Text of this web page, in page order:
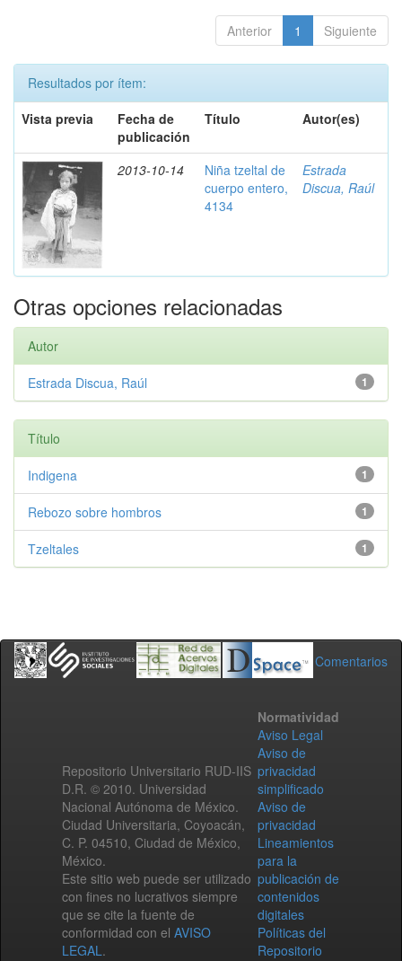
Anterior 1 Siguiente
Resultados por ítem:
Vista previa
Fecha de
publicación
Título Autor(es)
2013-10-14
Niña tzeltal de
cuerpo entero,
4134
Estrada
Discua, Raúl
Otras opciones relacionadas
Autor
1
Estrada Discua, Raúl
Título
1
Indigena
1
Rebozo sobre hombros
1
Tzeltales
Comentarios
Repositorio Universitario RUD-IIS
D.R. © 2010. Universidad
Nacional Autónoma de México.
Ciudad Universitaria, Coyoacán,
C. P. 04510, Ciudad de México,
México.
Este sitio web puede ser utilizado
con fines no lucrativos siempre
que se cite la fuente de
conformidad con el AVISO
LEGAL.
Normatividad
Aviso Legal
Aviso de
privacidad
simplificado
Aviso de
privacidad
Lineamientos
para la
publicación de
contenidos
digitales
Políticas del
Repositorio